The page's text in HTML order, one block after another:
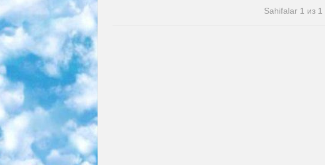
Sahifalar 1 из 1